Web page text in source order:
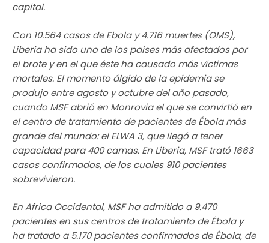
capital.
Con 10.564 casos de Ebola y 4.716 muertes (OMS),
Liberia ha sido uno de los países más afectados por
el brote y en el que éste ha causado más víctimas
mortales. El momento álgido de la epidemia se
produjo entre agosto y octubre del año pasado,
cuando MSF abrió en Monrovia el que se convirtió en
el centro de tratamiento de pacientes de Ébola más
grande del mundo: el ELWA 3, que llegó a tener
capacidad para 400 camas. En Liberia, MSF trató 1663
casos confirmados, de los cuales 910 pacientes
sobrevivieron.
En Africa Occidental, MSF ha admitido a 9.470
pacientes en sus centros de tratamiento de Ébola y
ha tratado a 5.170 pacientes confirmados de Ébola, de